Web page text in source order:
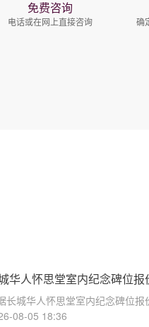
免费咨询
电话或在网上直接咨询 确
华人怀思堂室内纪念碑位
解
长城华人怀思堂室内纪念碑位
☎ 华人怀思堂电话:400-838-
08-05 18:36